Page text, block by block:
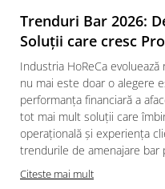
Trenduri Bar 2026:
Soluții care cresc
Industria HoReCa
nu mai este doar o alegere
performanța financiară a
tot mai mult soluții care
operațională și experiența
trendurile de amenajare
Citeste mai mult